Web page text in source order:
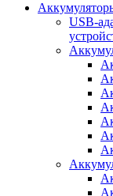
USB-